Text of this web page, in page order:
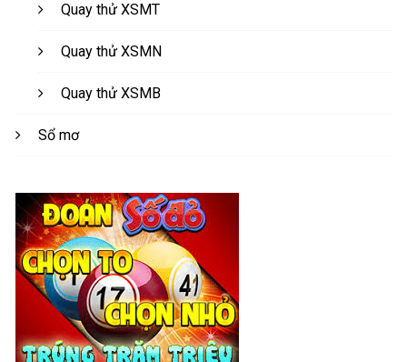
Quay thử XSMT
Quay thử XSMN
Quay thử XSMB
Sổ mơ